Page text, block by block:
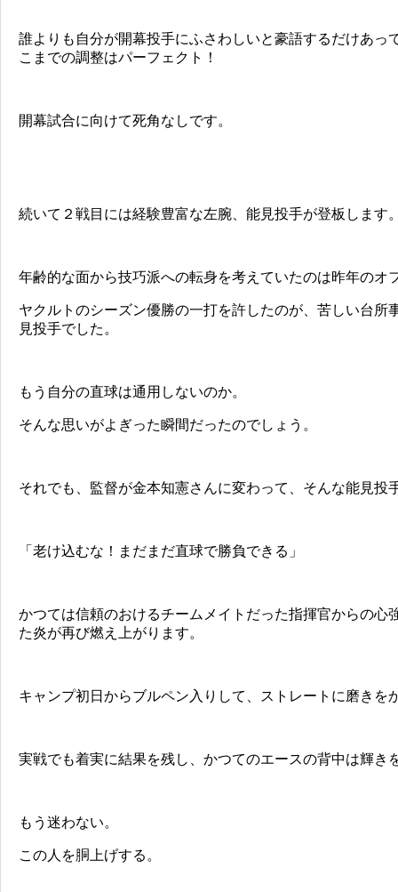
誰よりも自分が開幕投手にふさわしいと豪語するだけあっ
こまでの調整はパーフェクト！
開幕試合に向けて死角なしです。
続いて２戦目には経験豊富な左腕、能見投手が登板します
年齢的な面から技巧派への転身を考えていたのは昨年のオ
ヤクルトのシーズン優勝の一打を許したのが、苦しい台所
見投手でした。
もう自分の直球は通用しないのか。
そんな思いがよぎった瞬間だったのでしょう。
それでも、監督が金本知憲さんに変わって、そんな能見投
「老け込むな！まだまだ直球で勝負できる」
かつては信頼のおけるチームメイトだった指揮官からの心
た炎が再び燃え上がります。
キャンプ初日からブルペン入りして、ストレートに磨きを
実戦でも着実に結果を残し、かつてのエースの背中は輝き
もう迷わない。
この人を胴上げする。